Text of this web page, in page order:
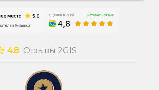
4.8 Отзывы 2GIS